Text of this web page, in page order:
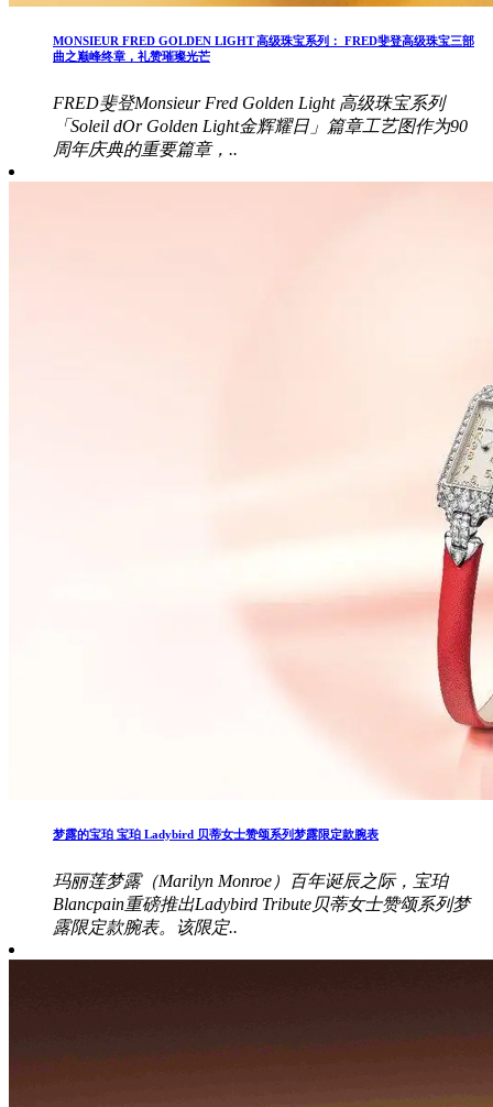
MONSIEUR FRED GOLDEN LIGHT 高级珠宝系列： FRED斐登高级珠宝三部
曲之巅峰终章，礼赞璀璨光芒
FRED斐登Monsieur Fred Golden Light 高级珠宝系列
「Soleil dOr Golden Light金辉耀日」篇章工艺图作为90
周年庆典的重要篇章，..
梦露的宝珀 宝珀 Ladybird 贝蒂女士赞颂系列梦露限定款腕表
玛丽莲梦露（Marilyn Monroe）百年诞辰之际，宝珀
Blancpain重磅推出Ladybird Tribute贝蒂女士赞颂系列梦
露限定款腕表。该限定..